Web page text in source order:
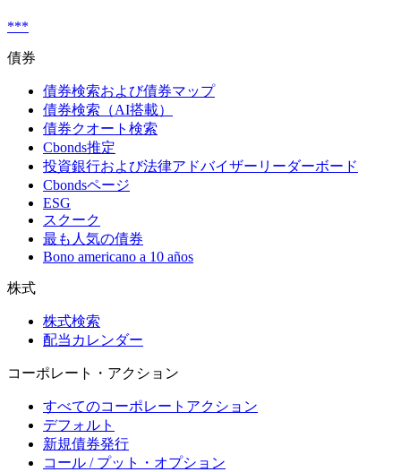
***
債券
債券検索および債券マップ
債券検索（AI搭載）
債券クオート検索
Cbonds推定
投資銀行および法律アドバイザーリーダーボード
Cbondsページ
ESG
スクーク
最も人気の債券
Bono americano a 10 años
株式
株式検索
配当カレンダー
コーポレート・アクション
すべてのコーポレートアクション
デフォルト
新規債券発行
コール / プット・オプション